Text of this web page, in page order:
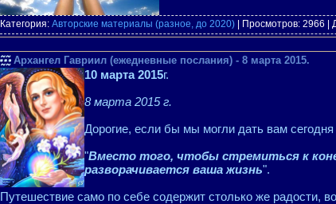
Категория: Авторские материалы (разное, до 2020) | Просмотров: 2966 |
Архангел Гавриил (ежедневные послания) - 8 марта 2015.
10 марта 2015г.
8 марта 2015 г.
Дорогие, если бы мы могли дать вам
"Вместо того, чтобы стремиться к
разворачивается ваша жизнь".
Путешествие само по себе содержит столько же радости,